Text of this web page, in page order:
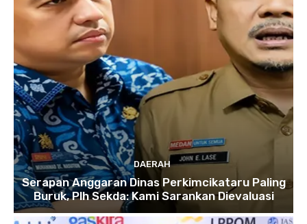
DAERAH
Serapan Anggaran Dinas Perkimcikataru Paling
Buruk, Plh Sekda: Kami Sarankan Dievaluasi